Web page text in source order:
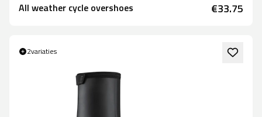
All weather cycle overshoes €33.75
2variaties